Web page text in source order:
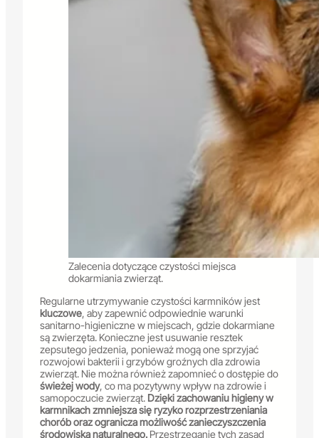
Zalecenia dotyczące czystości miejsca
dokarmiania zwierząt.
Regularne utrzymywanie czystości karmników jest
kluczowe, aby zapewnić odpowiednie warunki
sanitarno-higieniczne w miejscach, gdzie dokarmiane
są zwierzęta. Konieczne jest usuwanie resztek
zepsutego jedzenia, ponieważ mogą one sprzyjać
rozwojowi bakterii i grzybów groźnych dla zdrowia
zwierząt. Nie można również zapomnieć o dostępie do
świeżej wody, co ma pozytywny wpływ na zdrowie i
samopoczucie zwierząt. Dzięki zachowaniu higieny w
karmnikach zmniejsza się ryzyko rozprzestrzeniania
chorób oraz ogranicza możliwość zanieczyszczenia
środowiska naturalnego. Przestrzeganie tych zasad